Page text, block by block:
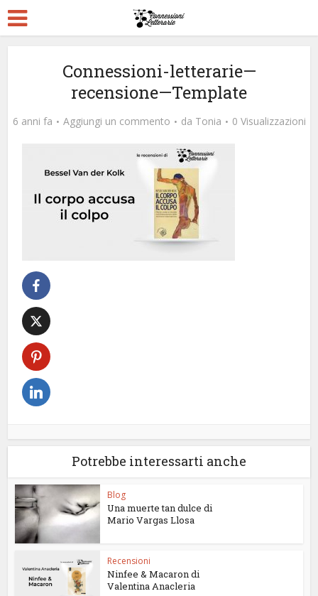
Connessioni-letterarie—
recensione—Template
6 anni fa Aggiungi un commento da Tonia 0 Visualizzazioni
Potrebbe interessarti anche
Blog
Una muerte tan dulce di
Mario Vargas Llosa
Recensioni
Ninfee & Macaron di
Valentina Anacleria